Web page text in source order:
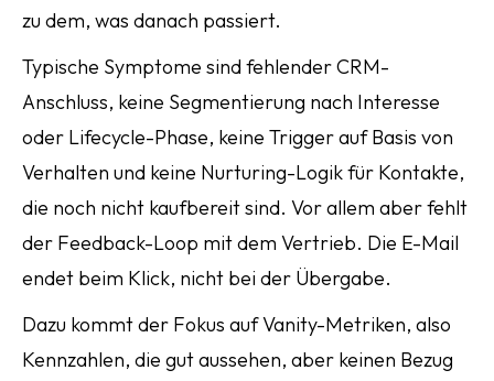
zu dem, was danach passiert.
Typische Symptome sind fehlender CRM-
Anschluss, keine Segmentierung nach Interesse
oder Lifecycle-Phase, keine Trigger auf Basis von
Verhalten und keine Nurturing-Logik für Kontakte,
die noch nicht kaufbereit sind. Vor allem aber fehlt
der Feedback-Loop mit dem Vertrieb. Die E-Mail
endet beim Klick, nicht bei der Übergabe.
Dazu kommt der Fokus auf Vanity-Metriken, also
Kennzahlen, die gut aussehen, aber keinen Bezug